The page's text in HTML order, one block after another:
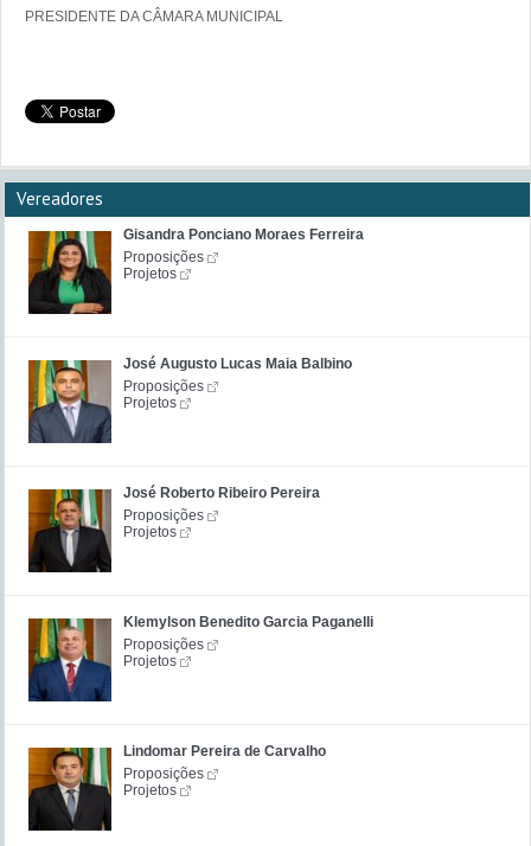
Vereadores
Gisandra Ponciano Moraes Ferreira
Proposições
Projetos
José Augusto Lucas Maia Balbino
Proposições
Projetos
José Roberto Ribeiro Pereira
Proposições
Projetos
Klemylson Benedito Garcia Paganelli
Proposições
Projetos
Lindomar Pereira de Carvalho
Proposições
Projetos